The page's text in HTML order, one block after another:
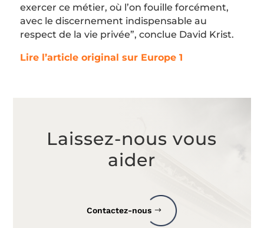
exercer ce métier, où l’on fouille forcément,
avec le discernement indispensable au
respect de la vie privée”, conclue David Krist.
Lire l’article original sur Europe 1
Laissez-nous vous
aider
Contactez-nous